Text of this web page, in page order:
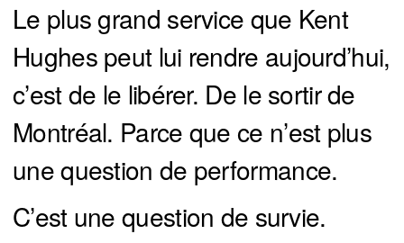
Le plus grand service que Kent
Hughes peut lui rendre aujourd’hui,
c’est de le libérer. De le sortir de
Montréal. Parce que ce n’est plus
une question de performance.
C’est une question de survie.